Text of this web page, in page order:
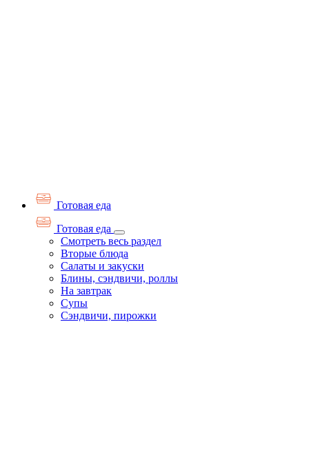
Готовая еда
Готовая еда
Смотреть весь раздел
Вторые блюда
Салаты и закуски
Блины, сэндвичи, роллы
На завтрак
Супы
Сэндвичи, пирожки